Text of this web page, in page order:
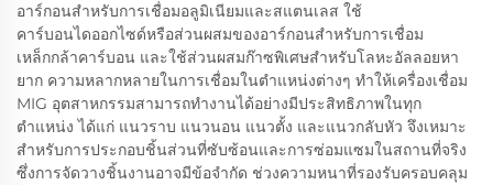
อาร์กอนสำหรับการเชื่อมอลูมิเนียมและสแตนเลส ใช้
คาร์บอนไดออกไซด์หรือส่วนผสมของอาร์กอนสำหรับการเชื่อม
เหล็กกล้าคาร์บอน และใช้ส่วนผสมก๊าซพิเศษสำหรับโลหะอัลลอยหา
ยาก ความหลากหลายในการเชื่อมในตำแหน่งต่างๆ ทำให้เครื่องเชื่อม
MIG อุตสาหกรรมสามารถทำงานได้อย่างมีประสิทธิภาพในทุก
ตำแหน่ง ได้แก่ แนวราบ แนวนอน แนวตั้ง และแนวกลับหัว จึงเหมาะ
สำหรับการประกอบชิ้นส่วนที่ซับซ้อนและการซ่อมแซมในสถานที่จริง
ซึ่งการจัดวางชิ้นงานอาจมีข้อจำกัด ช่วงความหนาที่รองรับครอบคลุม